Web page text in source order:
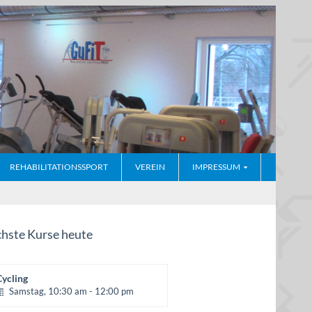
REHABILITATIONSSPORT VEREIN IMPRESSUM
Kurse heute
Samstag, 10:30 am - 12:00 pm